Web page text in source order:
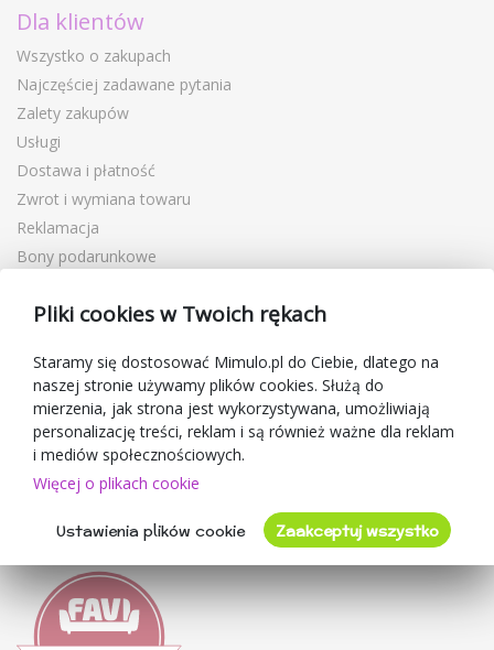
Dla klientów
Wszystko o zakupach
Najczęściej zadawane pytania
Zalety zakupów
Usługi
Dostawa i płatność
Zwrot i wymiana towaru
Reklamacja
Bony podarunkowe
Blog
O sprzedawcy
Mimulo.pl
Regulamin sklepu
Ochrona danych osobowych GDPR
Kontakty
Oceny klientów
Pliki cookies w Twoich rękach
Staramy się dostosować Mimulo.pl do Ciebie, dlatego na
naszej stronie używamy plików cookies. Służą do
mierzenia, jak strona jest wykorzystywana, umożliwiają
personalizację treści, reklam i są również ważne dla reklam
i mediów społecznościowych.
Więcej o plikach cookie
Ustawienia plików cookie Zaakceptuj wszystko